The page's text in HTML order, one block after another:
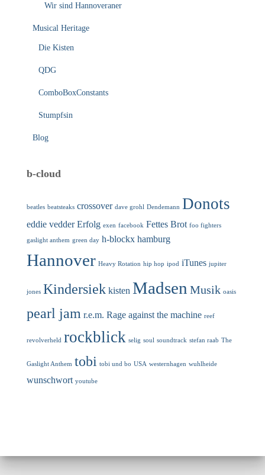
Wir sind Hannoveraner
Musical Heritage
Die Kisten
QDG
ComboBoxConstants
Stumpfsin
Blog
b-cloud
beatles beatsteaks crossover dave grohl Dendemann Donots
eddie vedder Erfolg exen facebook Fettes Brot foo fighters
gaslight anthem green day h-blockx hamburg
Hannover Heavy Rotation hip hop ipod iTunes jupiter
jones Kindersiek kisten Madsen Musik oasis
pearl jam r.e.m. Rage against the machine reef
revolverheld rockblick selig soul soundtrack stefan raab The
Gaslight Anthem tobi tobi und bo USA westernhagen wuhlheide
wunschwort youtube